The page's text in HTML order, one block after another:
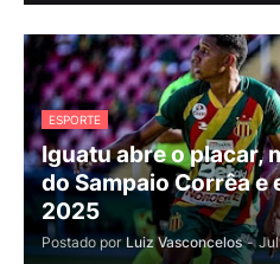
ESPORTE
Iguatu abre o placar,
do Sampaio Corrêa e
2025
Postado por Luiz Vasconcelos -